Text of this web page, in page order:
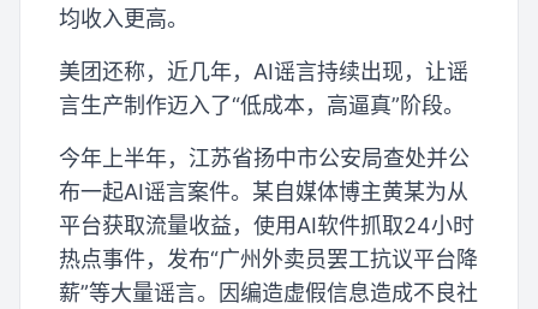
均收入更高。
美团还称，近几年，AI谣言持续出现，让谣
言生产制作迈入了“低成本，高逼真”阶段。
今年上半年，江苏省扬中市公安局查处并公
布一起AI谣言案件。某自媒体博主黄某为从
平台获取流量收益，使用AI软件抓取24小时
热点事件，发布“广州外卖员罢工抗议平台降
薪”等大量谣言。因编造虚假信息造成不良社